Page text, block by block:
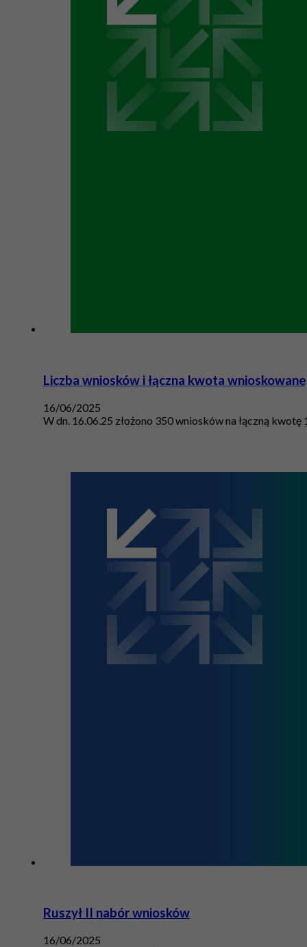
Liczba wniosków i łączna kwota
16/06/2025
W dn. 16.06.25 złożono 350 wniosków na łączną
Ruszył II nabór wniosków
16/06/2025